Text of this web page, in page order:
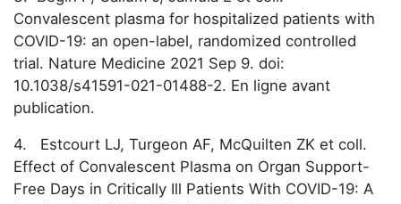
Convalescent plasma for hospitalized patients with
COVID-19: an open-label, randomized controlled
trial. Nature Medicine 2021 Sep 9. doi:
10.1038/s41591-021-01488-2. En ligne avant
publication.
4. Estcourt LJ, Turgeon AF, McQuilten ZK et coll.
Effect of Convalescent Plasma on Organ Support-
Free Days in Critically Ill Patients With COVID-19: A